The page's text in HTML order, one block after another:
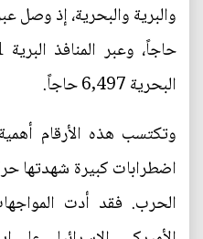
البحرية 6,497 حاجاً.
وتكتسب هذه الأرقام
اضطرابات كبيرة شهدتها
الحرب. فقد أدت